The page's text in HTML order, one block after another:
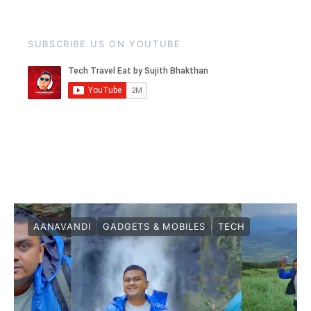
SUBSCRIBE US ON YOUTUBE
AANAVANDI GADGETS & MOBILES TECH